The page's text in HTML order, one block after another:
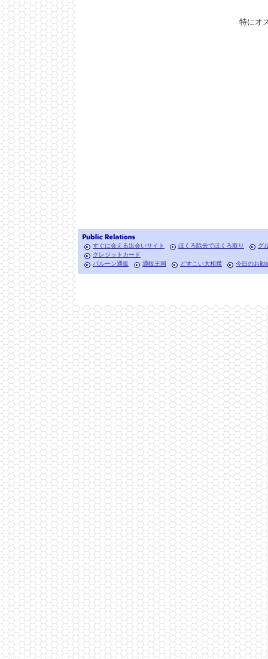
特に
すぐに会える出会いサイト ほくろ除去でほくろ取り
グ
クレジットカード
バルーン通販
通販王国 どすこい大相撲 今日のお勧